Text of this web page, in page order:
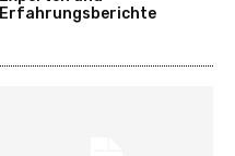
Erfahrungsberichte